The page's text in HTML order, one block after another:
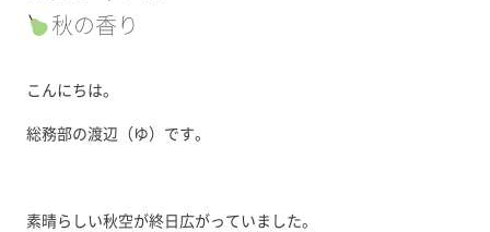
秋の香り
こんにちは。
総務部の渡辺（ゆ）です。
素晴らしい秋空が終日広がっていました。